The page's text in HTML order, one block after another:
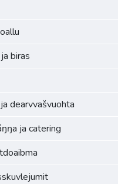
biras
dearvvašvuohta
ja catering